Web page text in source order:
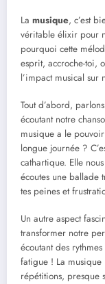
La musique, c’est
véritable élixir pour
pourquoi cette
esprit, accroche-toi,
l’impact musical sur
Tout d’abord,
écoutant notre
musique a le
longue journée ?
cathartique. Elle
écoutes une ballade
tes peines et
Un autre aspect
transformer notre
écoutant des
fatigue ! La
répétitions, presque